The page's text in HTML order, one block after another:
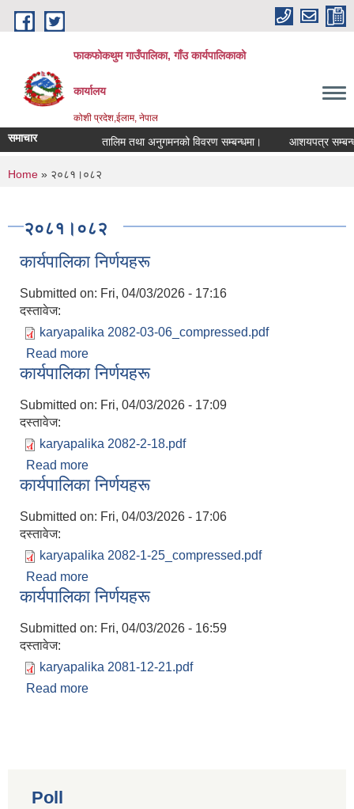
Skip to main content
फाकफोकथुम गाउँपालिका, गाँउ कार्यपालिकाको
कार्यालय
कोशी प्रदेश,ईलाम, नेपाल
समाचार तालिम तथा अनुगमनको विवरण सम्बन्धमा। आशयपत्र सम्बन्धी
You are here
Home » २०८१।०८२
२०८१।०८२
कार्यपालिका निर्णयहरू
Submitted on: Fri, 04/03/2026 - 17:16
दस्तावेज:
karyapalika 2082-03-06_compressed.pdf
Read more
कार्यपालिका निर्णयहरू
Submitted on: Fri, 04/03/2026 - 17:09
दस्तावेज:
karyapalika 2082-2-18.pdf
Read more
कार्यपालिका निर्णयहरू
Submitted on: Fri, 04/03/2026 - 17:06
दस्तावेज:
karyapalika 2082-1-25_compressed.pdf
Read more
कार्यपालिका निर्णयहरू
Submitted on: Fri, 04/03/2026 - 16:59
दस्तावेज:
karyapalika 2081-12-21.pdf
Read more
Poll